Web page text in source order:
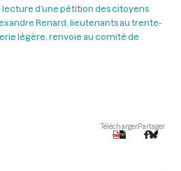
lecture d’une pétition des citoyens
Renard, lieutenants au trente-
légère, renvoie au comité de
TéléchargerPartager